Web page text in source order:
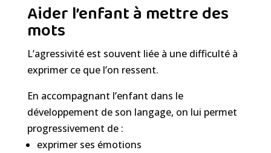
Aider l’enfant à mettre des
mots
L’agressivité est souvent liée à une difficulté à
exprimer ce que l’on ressent.
En accompagnant l’enfant dans le
développement de son langage, on lui permet
progressivement de :
exprimer ses émotions